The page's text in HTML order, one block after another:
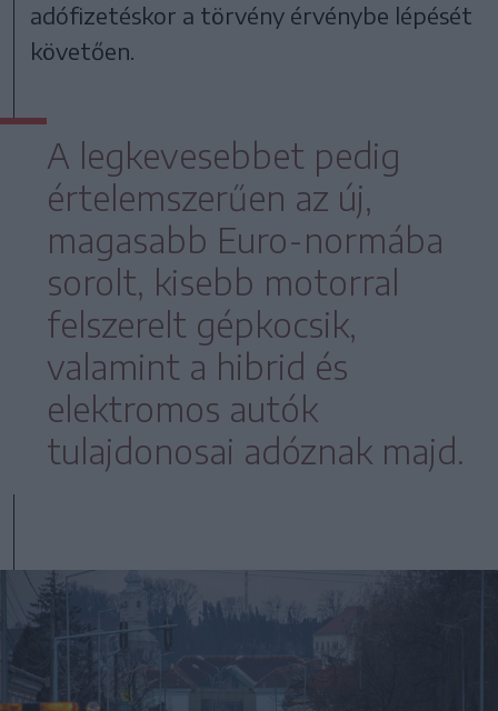
adófizetéskor a törvény érvénybe lépését
követően.
A legkevesebbet pedig
értelemszerűen az új,
magasabb Euro-normába
sorolt, kisebb motorral
felszerelt gépkocsik,
valamint a hibrid és
elektromos autók
tulajdonosai adóznak majd.